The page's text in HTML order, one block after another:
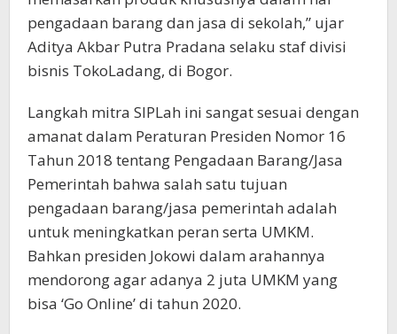
pengadaan barang dan jasa di sekolah,” ujar
Aditya Akbar Putra Pradana selaku staf divisi
bisnis TokoLadang, di Bogor.
Langkah mitra SIPLah ini sangat sesuai dengan
amanat dalam Peraturan Presiden Nomor 16
Tahun 2018 tentang Pengadaan Barang/Jasa
Pemerintah bahwa salah satu tujuan
pengadaan barang/jasa pemerintah adalah
untuk meningkatkan peran serta UMKM.
Bahkan presiden Jokowi dalam arahannya
mendorong agar adanya 2 juta UMKM yang
bisa ‘Go Online’ di tahun 2020.